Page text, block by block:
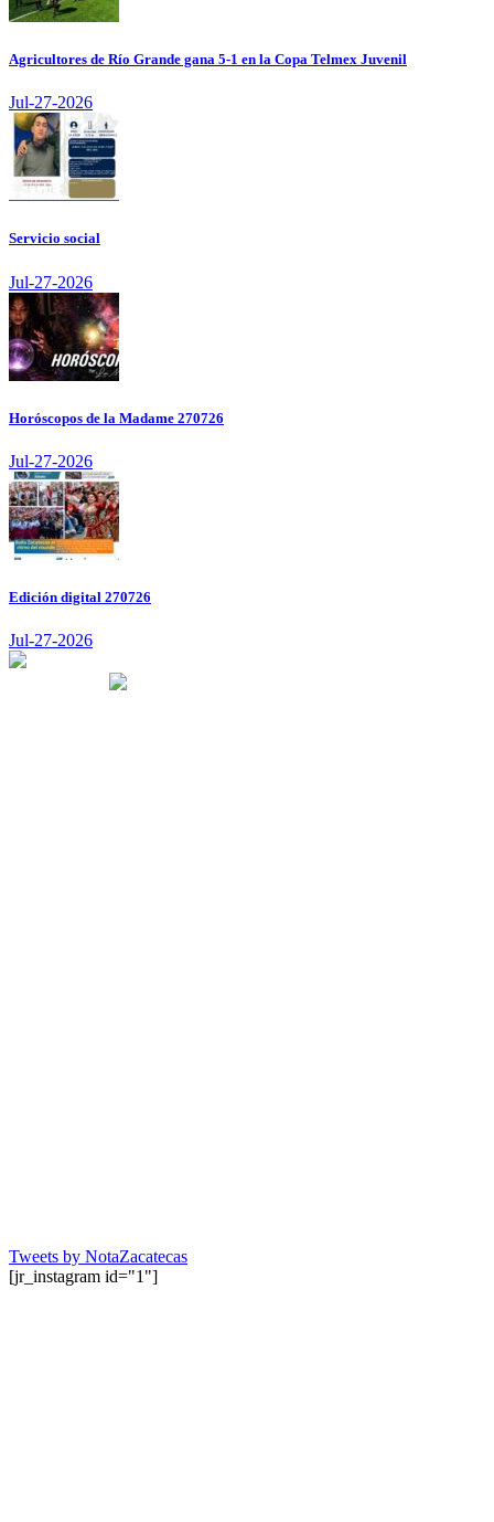
Agricultores de Río Grande gana 5-1 en la Copa Telmex Juvenil
Jul-27-2026
Servicio social
Jul-27-2026
Horóscopos de la Madame 270726
Jul-27-2026
Edición digital 270726
Jul-27-2026
Tweets by NotaZacatecas
[jr_instagram id="1"]